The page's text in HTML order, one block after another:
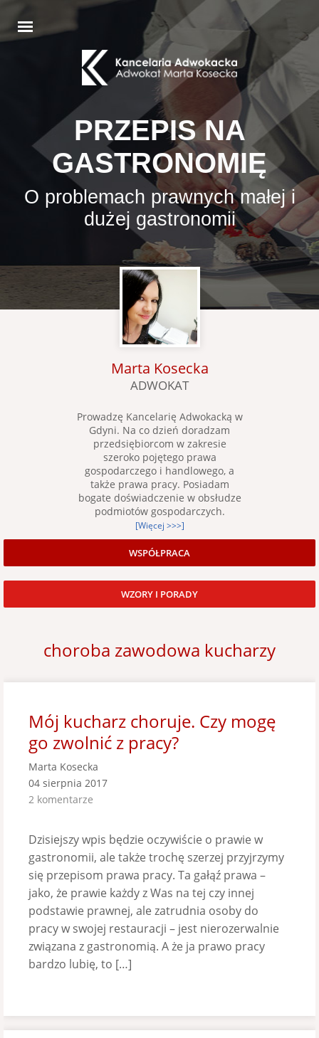
PRZEPIS NA
GASTRONOMIĘ
O problemach prawnych małej i
dużej gastronomii
Marta Kosecka
ADWOKAT
Prowadzę Kancelarię Adwokacką w
Gdyni. Na co dzień doradzam
przedsiębiorcom w zakresie
szeroko pojętego prawa
gospodarczego i handlowego, a
także prawa pracy. Posiadam
bogate doświadczenie w obsłudze
podmiotów gospodarczych.
[Więcej >>>]
WSPÓŁPRACA
WZORY I PORADY
choroba zawodowa kucharzy
Mój kucharz choruje. Czy mogę
go zwolnić z pracy?
Marta Kosecka
04 sierpnia 2017
2 komentarze
Dzisiejszy wpis będzie oczywiście o prawie w
gastronomii, ale także trochę szerzej przyjrzymy
się przepisom prawa pracy. Ta gałąź prawa –
jako, że prawie każdy z Was na tej czy innej
podstawie prawnej, ale zatrudnia osoby do
pracy w swojej restauracji – jest nierozerwalnie
związana z gastronomią. A że ja prawo pracy
bardzo lubię, to […]